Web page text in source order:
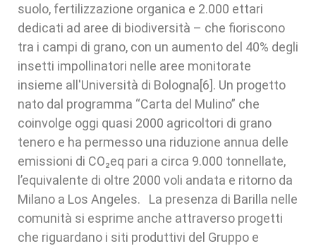
suolo, fertilizzazione organica e 2.000 ettari
dedicati ad aree di biodiversità – che fioriscono
tra i campi di grano, con un aumento del 40% degli
insetti impollinatori nelle aree monitorate
insieme all'Università di Bologna[6]. Un progetto
nato dal programma “Carta del Mulino” che
coinvolge oggi quasi 2000 agricoltori di grano
tenero e ha permesso una riduzione annua delle
emissioni di CO₂eq pari a circa 9.000 tonnellate,
l’equivalente di oltre 2000 voli andata e ritorno da
Milano a Los Angeles. La presenza di Barilla nelle
comunità si esprime anche attraverso progetti
che riguardano i siti produttivi del Gruppo e